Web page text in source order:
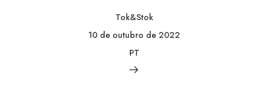
Tok&Stok
10 de outubro de 2022
PT